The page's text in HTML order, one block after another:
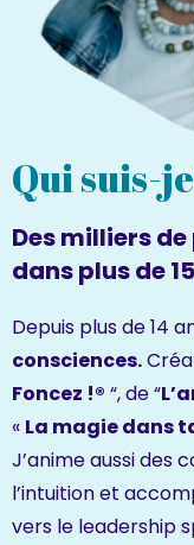
Qui suis-
Des milliers
dans plus de
Depuis plus de 14
consciences.
Foncez !® “, de “
« La magie dans
J’anime aussi des
l’intuition et
vers le leadership